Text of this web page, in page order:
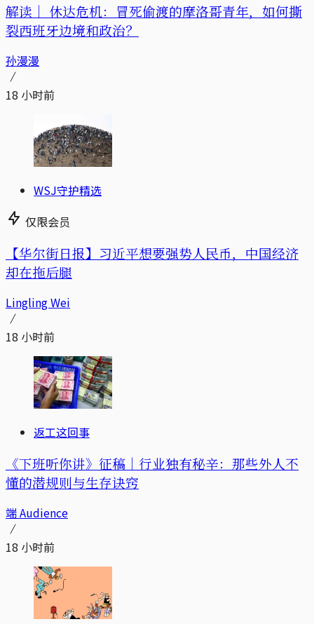
解读｜ 休达危机：冒死偷渡的摩洛哥青年，如何撕
裂西班牙边境和政治？
孙漫漫
18 小时前
WSJ守护精选
仅限会员
【华尔街日报】习近平想要强势人民币，中国经济
却在拖后腿
Lingling Wei
18 小时前
返工这回事
《下班听你讲》征稿｜行业独有秘辛：那些外人不
懂的潜规则与生存诀窍
端 Audience
18 小时前